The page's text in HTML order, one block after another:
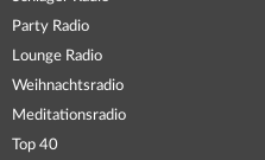
Party Radio
Lounge Radio
Weihnachtsradio
Meditationsradio
Top 40